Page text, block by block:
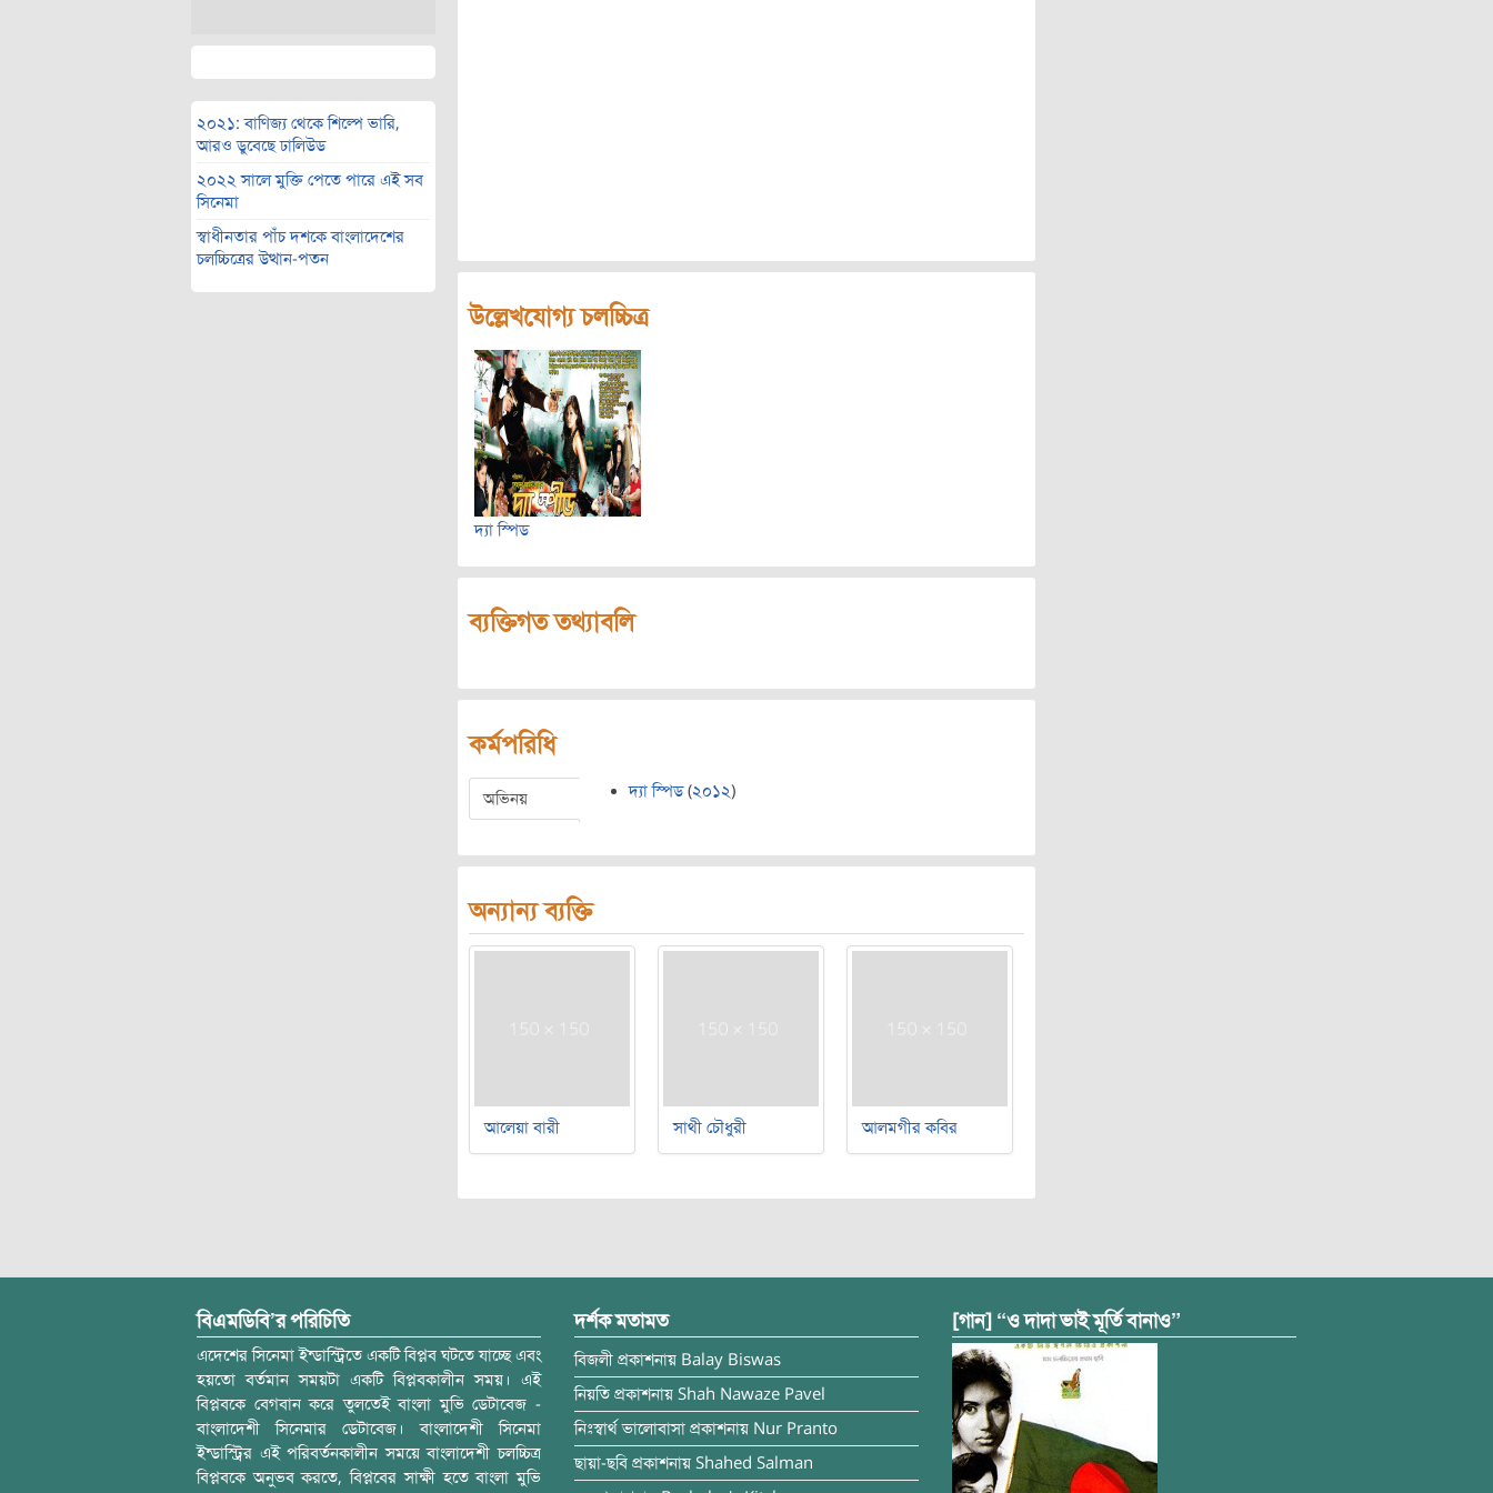
২০২১: বাণিজ্য থেকে শিল্পে ভারি,
আরও ডুবেছে ঢালিউড
২০২২ সালে মুক্তি পেতে পারে এই সব
সিনেমা
স্বাধীনতার পাঁচ দশকে বাংলাদেশের
চলচ্চিত্রের উত্থান-পতন
উল্লেখযোগ্য চলচ্চিত্র
দ্যা স্পিড
ব্যক্তিগত তথ্যাবলি
কর্মপরিধি
অভিনয় দ্যা স্পিড(২০১২)
অন্যান্য ব্যক্তি
আলেয়া বারী সাথী চৌধুরী আলমগীর কবির
বিএমডিবি’র পরিচিতি
এদেশের সিনেমা ইন্ডাস্ট্রিতে একটি বিপ্লব ঘটতে যাচ্ছে এবং
হয়তো বর্তমান সময়টা একটি বিপ্লবকালীন সময়। এই
বিপ্লবকে বেগবান করে তুলতেই বাংলা মুভি ডেটাবেজ -
বাংলাদেশী সিনেমার ডেটাবেজ। বাংলাদেশী সিনেমা
ইন্ডাস্ট্রির এই পরিবর্তনকালীন সময়ে বাংলাদেশী চলচ্চিত্র
বিপ্লবকে অনুভব করতে, বিপ্লবের সাক্ষী হতে বাংলা মুভি
দর্শক মতামত
বিজলী প্রকাশনায় Balay Biswas
নিয়তি প্রকাশনায় Shah Nawaze Pavel
নিঃস্বার্থ ভালোবাসা প্রকাশনায় Nur Pranto
ছায়া-ছবি প্রকাশনায় Shahed Salman
[গান] “ও দাদা ভাই মূর্তি বানাও”